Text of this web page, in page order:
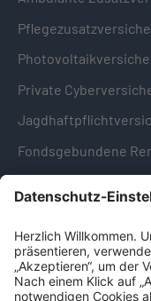
Private
Fondsgebundene
Hinweise &
Impressum
Datenschutz